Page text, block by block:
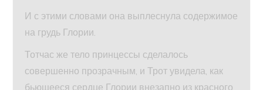
И с этими словами она выплеснула содержимое
на грудь Глории.
Тотчас же тело принцессы сделалось
совершенно прозрачным, и Трот увидела, как
бьющееся сердце Глории внезапно из красного